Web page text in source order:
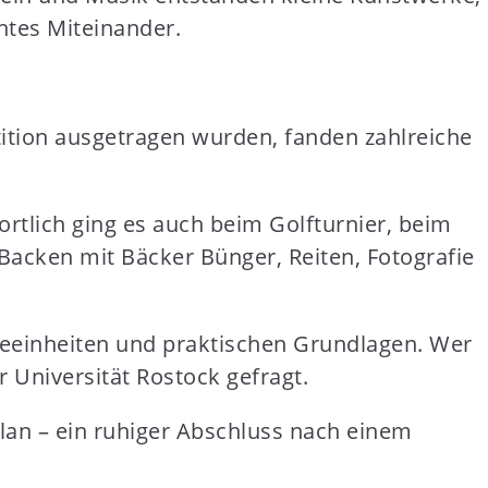
Miteinander.
ausgetragen wurden, fanden zahlreiche
ging es auch beim Golfturnier, beim
mit Bäcker Bünger, Reiten, Fotografie
und praktischen Grundlagen. Wer
Universität Rostock gefragt.
– ein ruhiger Abschluss nach einem